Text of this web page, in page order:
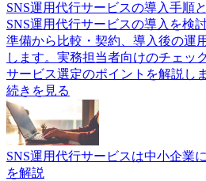
SNS運用代行サービスの導入手順
SNS運用代行サービスの導入を検
準備から比較・契約、導入後の運
します。実務担当者向けのチェッ
サービス選定のポイントを解説しま
続きを見る
SNS運用代行サービスは中小企業
を解説